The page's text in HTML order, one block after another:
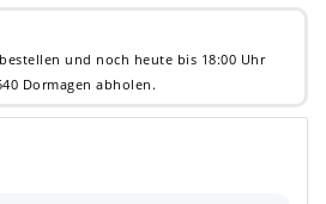
bestellen und noch heute bis 18:00 Uhr
Dormagen abholen.